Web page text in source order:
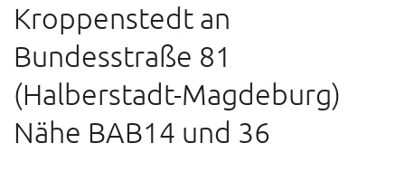
Kroppenstedt an
Bundesstraße 81
(Halberstadt-Magdeburg)
Nähe BAB14 und 36